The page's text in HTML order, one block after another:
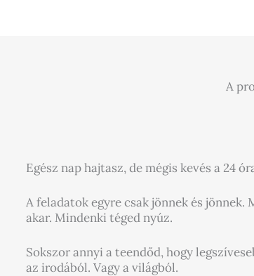
A
Egész nap hajtasz, de mégis kevés a 24
A feladatok egyre csak jönnek és jönnek.
akar. Mindenki téged nyúz.
Sokszor annyi a teendőd, hogy
az irodából. Vagy a világból.